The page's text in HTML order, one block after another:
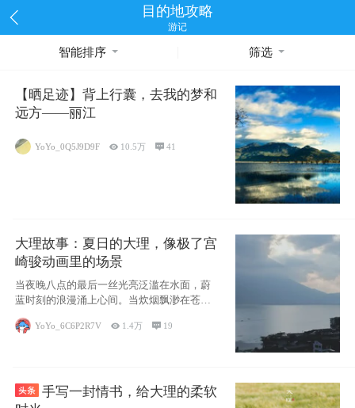
目的地攻略
游记
智能排序 筛选
【晒足迹】背上行囊，去我的梦和
远方——丽江
YoYo_0Q5J9D9F  10.5万 41
大理故事：夏日的大理，像极了宫
崎骏动画里的场景
当夜晚八点的最后一丝光亮泛滥在水面，蔚
蓝时刻的浪漫涌上心间。当炊烟飘渺在苍山
YoYo_6C6P2R7V  1.4万  19
手写一封情书，给大理的柔软